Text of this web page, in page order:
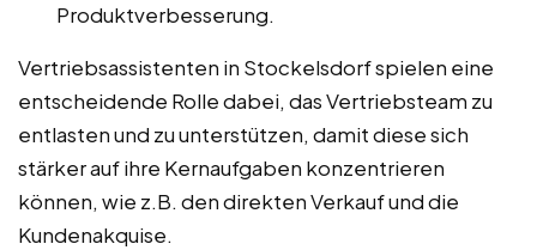
Produktverbesserung.
Vertriebsassistenten in Stockelsdorf spielen eine
entscheidende Rolle dabei, das Vertriebsteam zu
entlasten und zu unterstützen, damit diese sich
stärker auf ihre Kernaufgaben konzentrieren
können, wie z.B. den direkten Verkauf und die
Kundenakquise.